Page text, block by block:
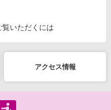
覧いただくには
アクセス情報